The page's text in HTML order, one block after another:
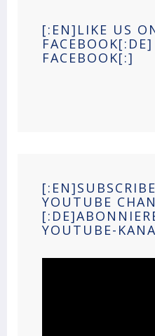
[:EN]LIKE US
FACEBOOK[:]
YOUTUBE
YOUTUBE-